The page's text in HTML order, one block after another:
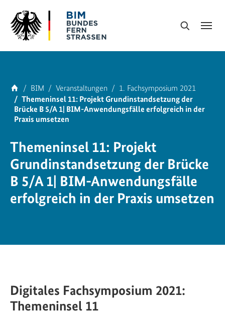
Suche
You are here:
Home
BIM Veranstaltungen
1. Fachsymposium 2021
Themeninsel 11: Projekt Grundinstandsetzung der
Brücke B 5/A 1| BIM-Anwendungsfälle erfolgreich in der
Praxis umsetzen
Themeninsel 11: Projekt
Grundinstandsetzung der Brücke
B 5/A 1| BIM-Anwendungsfälle
erfolgreich in der Praxis umsetzen
Digitales Fachsymposium 2021:
Themeninsel 11